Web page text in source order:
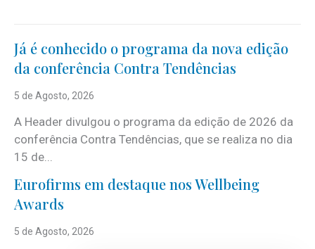
Já é conhecido o programa da nova edição
da conferência Contra Tendências
5 de Agosto, 2026
A Header divulgou o programa da edição de 2026 da
conferência Contra Tendências, que se realiza no dia
15 de...
Eurofirms em destaque nos Wellbeing
Awards
5 de Agosto, 2026